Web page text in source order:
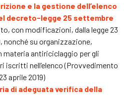
e la gestione dell’elenco
decreto-legge 25 settembre
con modificazioni, dalla legge 23
nonché su organizzazione,
materia antiriciclaggio per gli
iscritti nell’elenco (Provvedimento
aprile 2019)
di adeguata verifica della